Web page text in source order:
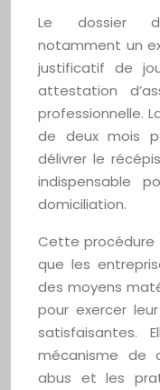
Le dossier
notamment un
justificatif de
attestation
professionnelle.
de deux mois
délivrer le
indispensable
domiciliation.
Cette procédure
que les
des moyens
pour exercer
satisfaisantes.
mécanisme de
abus et les